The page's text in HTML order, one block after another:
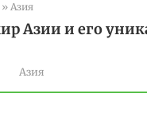
» Азия
Азии и его
Азия